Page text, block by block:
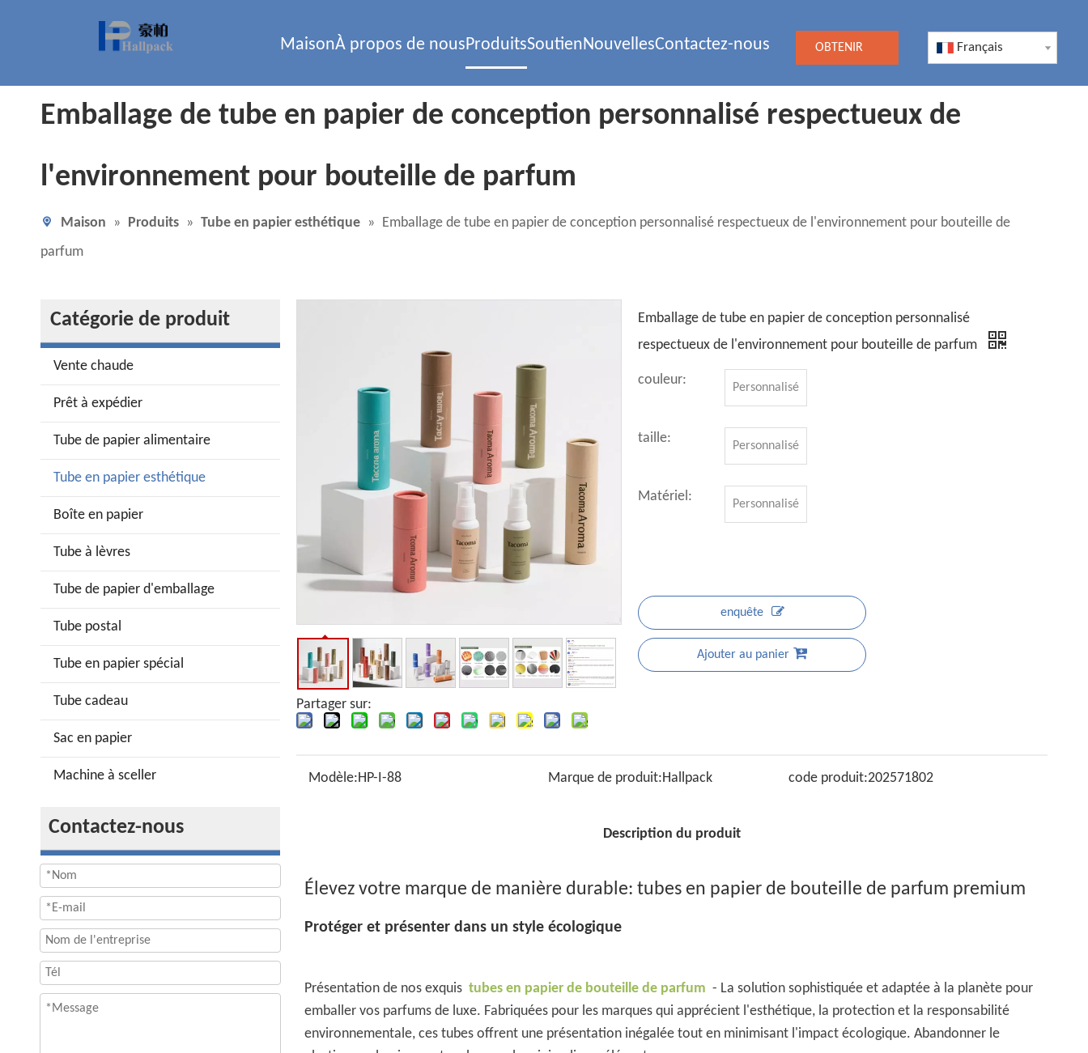
MaisonÀ propos de nousProduitsSoutienNouvellesContactez-nous OBTENIR Français
Emballage de tube en papier de conception personnalisé respectueux de
l'environnement pour bouteille de parfum
Maison » Produits » Tube en papier esthétique » Emballage de tube en papier de conception personnalisé respectueux de l'environnement pour bouteille de
parfum
Catégorie de produit
Vente chaude
Prêt à expédier
Tube de papier alimentaire
Tube en papier esthétique
Boîte en papier
Tube à lèvres
Tube de papier d'emballage
Tube postal
Tube en papier spécial
Tube cadeau
Sac en papier
Machine à sceller
Contactez-nous
Partager sur:
Emballage de tube en papier de conception personnalisé
respectueux de l'environnement pour bouteille de parfum
couleur: Personnalisé
taille: Personnalisé
Matériel: Personnalisé
enquête
Ajouter au panier
Modèle:HP-I-88 Marque de produit:Hallpack code produit:202571802
Description du produit
Élevez votre marque de manière durable: tubes en papier de bouteille de parfum premium
Protéger et présenter dans un style écologique
Présentation de nos exquis tubes en papier de bouteille de parfum - La solution sophistiquée et adaptée à la planète pour
emballer vos parfums de luxe. Fabriquées pour les marques qui apprécient l'esthétique, la protection et la responsabilité
environnementale, ces tubes offrent une présentation inégalée tout en minimisant l'impact écologique. Abandonner le